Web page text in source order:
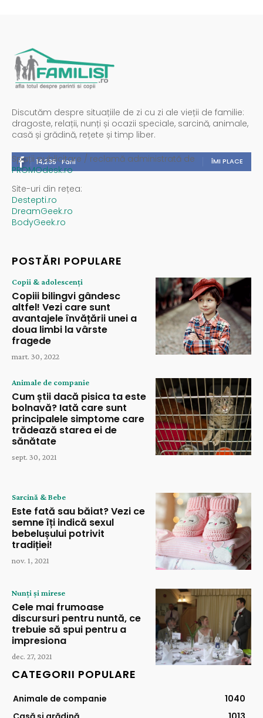
Discutăm despre situațiile de zi cu zi ale vieții de familie:
dragoste, relații, nunți și ocazii speciale, sarcină, animale,
casă și grădină, rețete și timp liber.
14,235 Fani ÎMI PLACE
Spații publicitare / reclamă administrată de
PROMOdesk.ro
Site-uri din rețea:
Destepti.ro
DreamGeek.ro
BodyGeek.ro
POSTĂRI POPULARE
Copii & adolescenți
Copiii bilingvi gândesc
altfel! Vezi care sunt
avantajele învățării unei a
doua limbi la vârste
fragede
mart. 30, 2022
Animale de companie
Cum știi dacă pisica ta este
bolnavă? Iată care sunt
principalele simptome care
trădează starea ei de
sănătate
sept. 30, 2021
Sarcină & Bebe
Este fată sau băiat? Vezi ce
semne îți indică sexul
bebelușului potrivit
tradiției!
nov. 1, 2021
Nunți și mirese
Cele mai frumoase
discursuri pentru nuntă, ce
trebuie să spui pentru a
impresiona
dec. 27, 2021
CATEGORII POPULARE
Animale de companie
1040